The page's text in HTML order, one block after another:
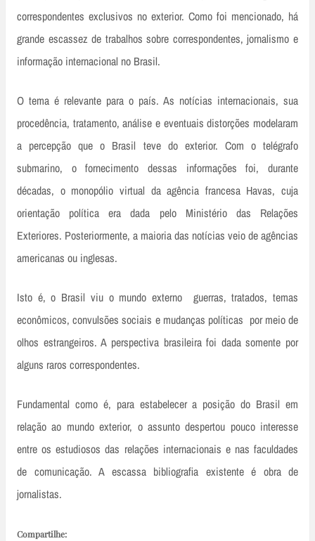
correspondentes exclusivos no exterior. Como foi mencionado, há
grande escassez de trabalhos sobre correspondentes, jornalismo e
informação internacional no Brasil.
O tema é relevante para o país. As notícias internacionais, sua
procedência, tratamento, análise e eventuais distorções modelaram
a percepção que o Brasil teve do exterior. Com o telégrafo
submarino, o fornecimento dessas informações foi, durante
décadas, o monopólio virtual da agência francesa Havas, cuja
orientação política era dada pelo Ministério das Relações
Exteriores. Posteriormente, a maioria das notícias veio de agências
americanas ou inglesas.
Isto é, o Brasil viu o mundo externo ­ guerras, tratados, temas
econômicos, convulsões sociais e mudanças políticas ­ por meio de
olhos estrangeiros. A perspectiva brasileira foi dada somente por
alguns raros correspondentes.
Fundamental como é, para estabelecer a posição do Brasil em
relação ao mundo exterior, o assunto despertou pouco interesse
entre os estudiosos das relações internacionais e nas faculdades
de comunicação. A escassa bibliografia existente é obra de
jornalistas.
Compartilhe: